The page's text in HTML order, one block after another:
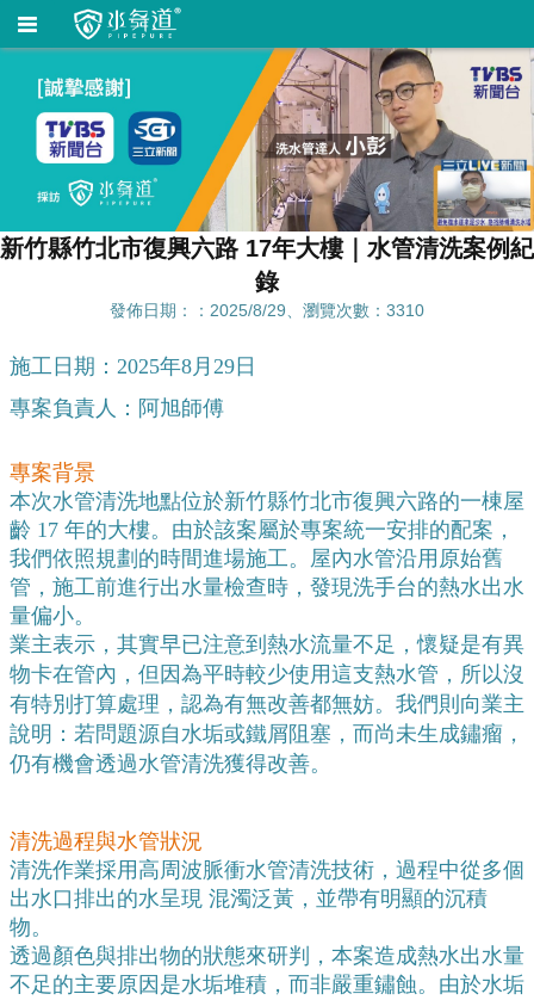
新竹縣竹北市復興六路 17年大樓｜水管清洗案例紀
錄
發佈日期：：2025/8/29、瀏覽次數：3310
施工日期：2025年8月29日
專案負責人：阿旭師傅
專案背景
本次水管清洗地點位於新竹縣竹北市復興六路的一棟屋
齡 17 年的大樓。由於該案屬於專案統一安排的配案，
我們依照規劃的時間進場施工。屋內水管沿用原始舊
管，施工前進行出水量檢查時，發現洗手台的熱水出水
量偏小。
業主表示，其實早已注意到熱水流量不足，懷疑是有異
物卡在管內，但因為平時較少使用這支熱水管，所以沒
有特別打算處理，認為有無改善都無妨。我們則向業主
說明：若問題源自水垢或鐵屑阻塞，而尚未生成鏽瘤，
仍有機會透過水管清洗獲得改善。
清洗過程與水管狀況
清洗作業採用高周波脈衝水管清洗技術，過程中從多個
出水口排出的水呈現 混濁泛黃，並帶有明顯的沉積
物。
透過顏色與排出物的狀態來研判，本案造成熱水出水量
不足的主要原因是水垢堆積，而非嚴重鏽蝕。由於水垢